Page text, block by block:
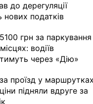
до дерегуляції
нових податків
грн за паркування
водіїв
через «Дію»
проїзд у маршрутках
підняли вдруге за